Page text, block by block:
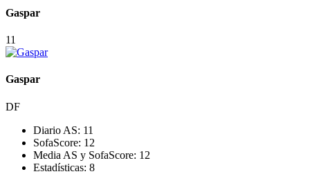
Gaspar
11
Gaspar
DF
Diario AS: 11
SofaScore: 12
Media AS y SofaScore: 12
Estadísticas: 8